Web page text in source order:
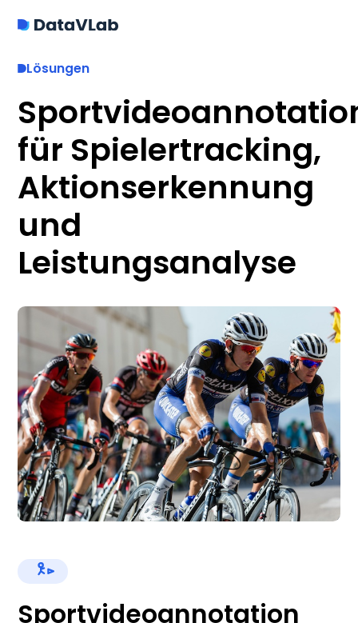
Lösungen
für Spielertracking,
Aktionserkennung
und
Leistungsanalyse
Sportvideoannotation